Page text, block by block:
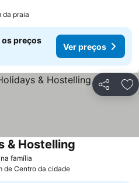
preços
da praia
os preços
Ver preços
Partilhar
família
& Hostelling
de Centro da cidade